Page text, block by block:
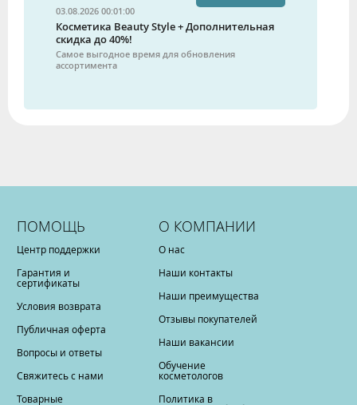
03.08.2026 00:01:00
Косметика Beauty Style + Дополнительная
скидка до 40%!
Самое выгодное время для обновления
ассортимента
ПОМОЩЬ
Центр поддержки
Гарантия и
сертификаты
Условия возврата
Публичная оферта
Вопросы и ответы
Свяжитесь с нами
Товарные
О КОМПАНИИ
О нас
Наши контакты
Наши преимущества
Отзывы покупателей
Наши вакансии
Обучение
косметологов
Политика в